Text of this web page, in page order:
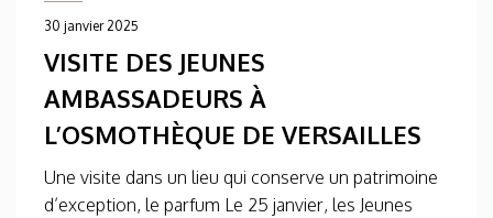
30 janvier 2025
VISITE DES JEUNES
AMBASSADEURS À
L’OSMOTHÈQUE DE VERSAILLES
Une visite dans un lieu qui conserve un patrimoine
d’exception, le parfum Le 25 janvier, les Jeunes